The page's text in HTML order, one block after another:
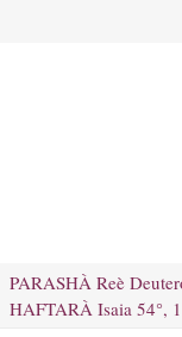
PARASHÀ Reè
HAFTARÀ Isaia 54°,